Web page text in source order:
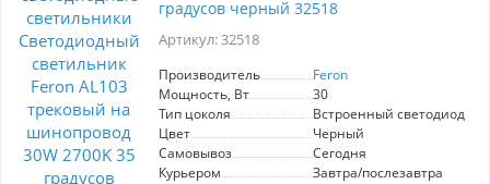
поликарбонат, вращение →350°/↓220°,
85*85*220 мм
градусов черный 32518
Артикул: 32518
Производитель
Feron
Мощность, Вт
30
Тип цоколя
Встроенный светодиод
Цвет
Черный
Самовывоз
Сегодня
Курьером
Завтра/послезавтра